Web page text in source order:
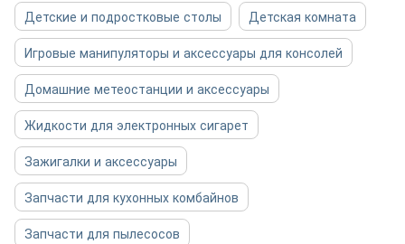
Детские и подростковые столы
Детская комната
Игровые манипуляторы и аксессуары для консолей
Домашние метеостанции и аксессуары
Жидкости для электронных сигарет
Зажигалки и аксессуары
Запчасти для кухонных комбайнов
Запчасти для пылесосов